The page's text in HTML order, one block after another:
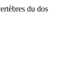
du dos